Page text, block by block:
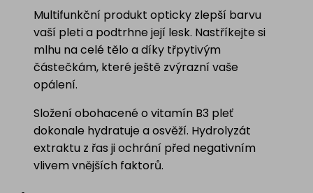
Multifunkční produkt opticky zlepší barvu
vaší pleti a podtrhne její lesk. Nastříkejte si
mlhu na celé tělo a díky třpytivým
částečkám, které ještě zvýrazní vaše
opálení.
Složení obohacené o vitamín B3 pleť
dokonale hydratuje a osvěží. Hydrolyzát
extraktu z řas ji ochrání před negativním
vlivem vnějších faktorů.